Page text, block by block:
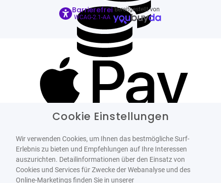
Barrierefrei
WCAG-2.1-AA
Bereitgestellt von
Cookie Einstellungen
Wir verwenden Cookies, um Ihnen das bestmögliche Surf-
Erlebnis zu bieten und Empfehlungen auf Ihre Interessen
auszurichten. Detailinformationen über den Einsatz von
Cookies und Services für Zwecke der Webanalyse und des
Online-Marketings finden Sie in unserer